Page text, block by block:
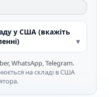
у США (вкажіть
WhatsApp, Telegram.
на складі в США